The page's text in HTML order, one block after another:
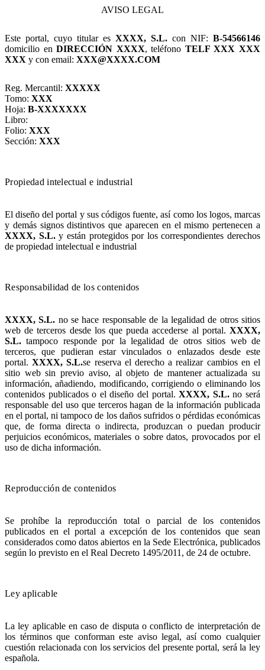
AVISO LEGAL
Este portal, cuyo titular es XXXX, S.L. con NIF: B-54566146
domicilio enDIRECCIÓN XXXX, teléfono TELF XXX XXX
XXX y con email: XXX@XXXX.COM
Reg. Mercantil: XXXXX
Tomo: XXX
Hoja: B-XXXXXXX
Libro:
Folio: XXX
Sección: XXX
Propiedad intelectual e industrial
El diseño del portal y sus códigos fuente, así como los logos, marcas
y demás signos distintivos que aparecen en el mismo pertenecen a
XXXX, S.L.y están protegidos por los correspondientes derechos
de propiedad intelectual e industrial
Responsabilidad de los contenidos
XXXX, S.L. no se hace responsable de la legalidad de otros sitios
web de terceros desde los que pueda accederse al portal. XXXX,
S.L. tampoco responde por la legalidad de otros sitios web de
terceros, que pudieran estar vinculados o enlazados desde este
portal.XXXX, S.L.se reserva el derecho a realizar cambios en el
sitio web sin previo aviso, al objeto de mantener actualizada su
información, añadiendo, modificando, corrigiendo o eliminando los
contenidos publicados o el diseño del portal.XXXX, S.L.no será
responsable del uso que terceros hagan de la información publicada
en el portal, ni tampoco de los daños sufridos o pérdidas económicas
que, de forma directa o indirecta, produzcan o puedan producir
perjuicios económicos, materiales o sobre datos, provocados por el
uso de dicha información.
Reproducción de contenidos
Se prohíbe la reproducción total o parcial de los contenidos
publicados en el portal a excepción de los contenidos que sean
considerados como datos abiertos en la Sede Electrónica, publicados
según lo previsto en el Real Decreto 1495/2011, de 24 de octubre.
Ley aplicable
La ley aplicable en caso de disputa o conflicto de interpretación de
los términos que conforman este aviso legal, así como cualquier
cuestión relacionada con los servicios del presente portal, será la ley
española.